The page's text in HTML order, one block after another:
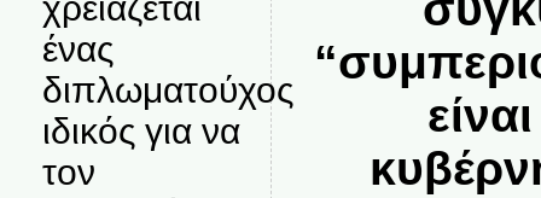
ένας
διπλωματούχος
ιδικός για να
τον